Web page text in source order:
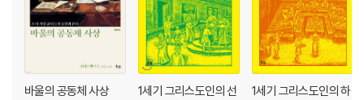
바울의 공동체 사상
1세기 그리스도인의 선
1세기 그리스도인의 하